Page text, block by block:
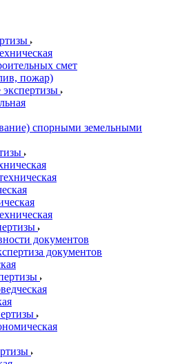
смет
пожар)
экспертизы
спорными земельными
документов
документов